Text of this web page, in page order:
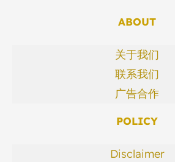
ABOUT
关于我们
联系我们
广告合作
POLICY
Disclaimer